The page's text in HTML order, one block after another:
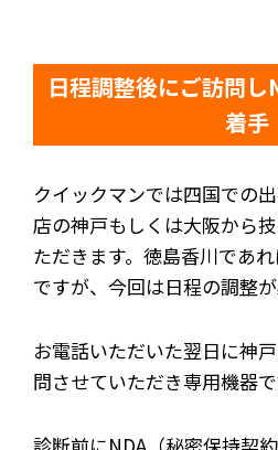
日程調整後にご訪問
着手
クイックマンでは四国での
店の神戸もしくは大阪から
ただきます。徳島香川であ
ですが、今回は日程の調整が
お電話いただいた翌日に神
問させていただき専用機器